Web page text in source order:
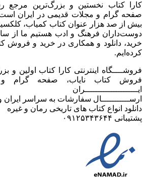
کارا کتاب نخستین و بزرگ‌ترین مرجع
صفحه گرام و مجلات قدیمی در ایران
بیش از صد هزار عنوان کتاب کمیاب،
خرید، دانلود و همکاری در خرید و فروش
کرده‌ایم.
فروشــــگاه اینترنتی کارا کتاب اولین و
فروش کتاب نایاب، صفحه گرام
ایـــــــــــــــــــــران
ارســـــــــــال سفارشات به سراسر
دانلود انواع کتاب های تاریخی رمان و غیره
پشتیبانی ۰۹۱۲۵۳۴۳۶۴۴